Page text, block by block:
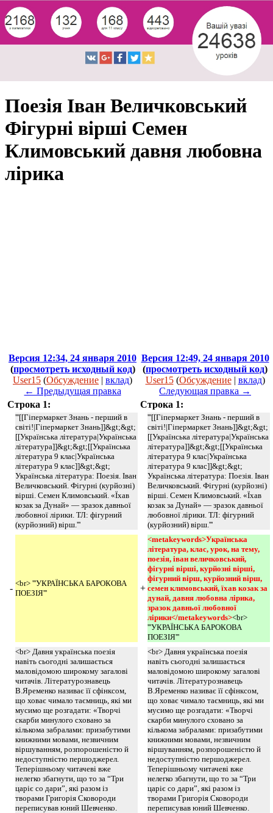
Поезія Іван Величковський
Фігурні вірші Семен
Климовський давня любовна
лірика
Версия 12:34, 24 января 2010
(просмотреть исходный код)
User15 (Обсуждение | вклад)
← Предыдущая правка
Версия 12:49, 24 января 2010
(просмотреть исходный код)
User15 (Обсуждение| вклад)
Следующая правка →
Строка 1:
Строка 1:
'''[[Гіпермаркет Знань - перший в
світі!|Гіпермаркет Знань]]&gt;&gt;
[[Українська література|Українська
література]]&gt;&gt;[[Українська
література 9 клас|Українська
література 9 клас]]&gt;&gt;
Українська література: Поезія. Іван
Величковський. Фігурні (курйозні)
вірші. Семен Климовський. «Їхав
козак за Дунай» — зразок давньої
любовної лірики. ТЛ: фігурний
(курйозний) вірш.'''
'''[[Гіпермаркет Знань - перший в
світі!|Гіпермаркет Знань]]&gt;&gt;
[[Українська література|Українська
література]]&gt;&gt;[[Українська
література 9 клас|Українська
література 9 клас]]&gt;&gt;
Українська література: Поезія. Іван
Величковський. Фігурні (курйозні)
вірші. Семен Климовський. «Їхав
козак за Дунай» — зразок давньої
любовної лірики. ТЛ: фігурний
(курйозний) вірш.'''
- <br> '''УКРАЇНСЬКА БАРОКОВА
ПОЕЗІЯ'''
+
<metakeywords>Українська
література, клас, урок, на тему,
поезія, іван величковський,
фігурні вірші, курйозні вірші,
фігурний вірш, курйозний вірш,
семен климовський, їхав козак за
дунай, давня любовна лірика,
зразок давньої любовної
лірики</metakeywords><br>
'''УКРАЇНСЬКА БАРОКОВА
ПОЕЗІЯ'''
<br> Давня українська поезія
навіть сьогодні залишається
маловідомою широкому загалові
читачів. Літературознавець
В.Яременко називає її сфінксом,
що ховає чимало таємниць, які ми
мусимо ще розгадати: «Творчі
скарби минулого сховано за
кількома забралами: призабутими
книжними мовами, незвичним
віршуванням, розпорошеністю й
недоступністю першоджерел.
Теперішньому читачеві вже
нелегко збагнути, що то за “Три
царіє со дари”, які разом із
творами Григорія Сковороди
переписував юний Шевченко.
<br> Давня українська поезія
навіть сьогодні залишається
маловідомою широкому загалові
читачів. Літературознавець
В.Яременко називає її сфінксом,
що ховає чимало таємниць, які ми
мусимо ще розгадати: «Творчі
скарби минулого сховано за
кількома забралами: призабутими
книжними мовами, незвичним
віршуванням, розпорошеністю й
недоступністю першоджерел.
Теперішньому читачеві вже
нелегко збагнути, що то за “Три
царіє со дари”, які разом із
творами Григорія Сковороди
переписував юний Шевченко.